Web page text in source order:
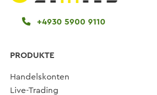
+4930 5900 9110
PRODUKTE
Handelskonten
Live-Trading